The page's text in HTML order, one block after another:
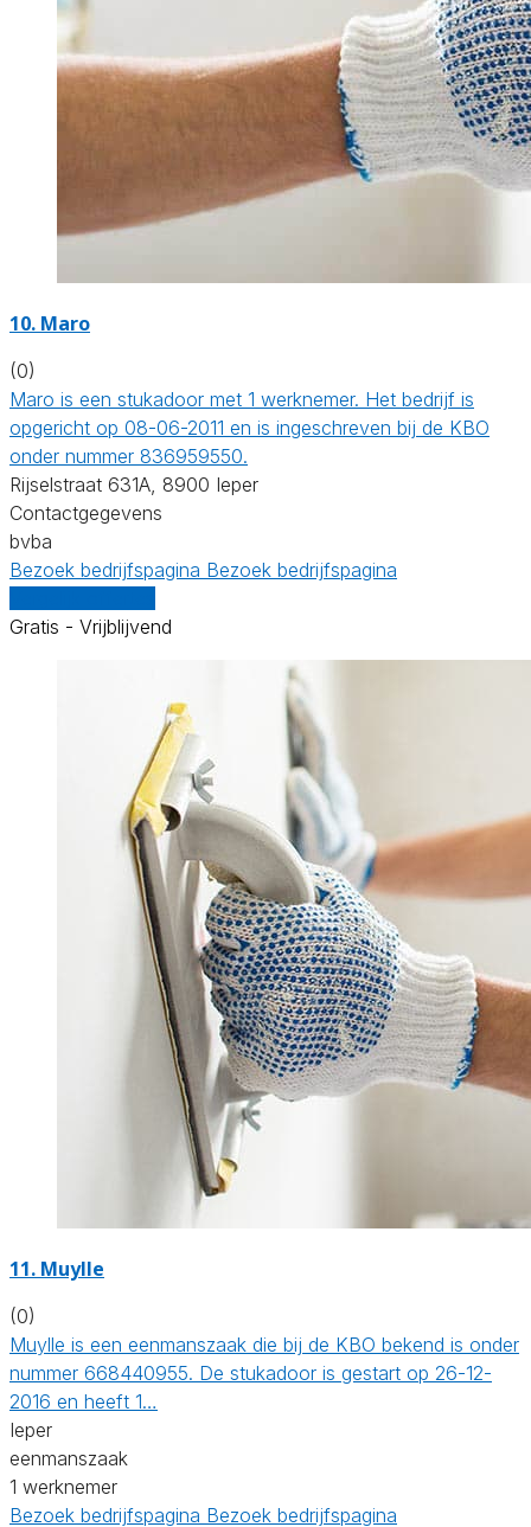
10. Maro
(0)
Maro is een stukadoor met 1 werknemer. Het bedrijf is
opgericht op 08-06-2011 en is ingeschreven bij de KBO
onder nummer 836959550.
Rijselstraat 631A, 8900 Ieper
Contactgegevens
bvba
Bezoek bedrijfspagina Bezoek bedrijfspagina
Gratis - Vrijblijvend
11. Muylle
(0)
Muylle is een eenmanszaak die bij de KBO bekend is onder
nummer 668440955. De stukadoor is gestart op 26-12-
2016 en heeft 1…
Ieper
eenmanszaak
1 werknemer
Bezoek bedrijfspagina Bezoek bedrijfspagina